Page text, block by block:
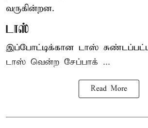
வருகின்றன.
டாஸ்
இப்போட்டிக்கான டாஸ்
டாஸ் வென்ற சேப்பாக் ...
Read More